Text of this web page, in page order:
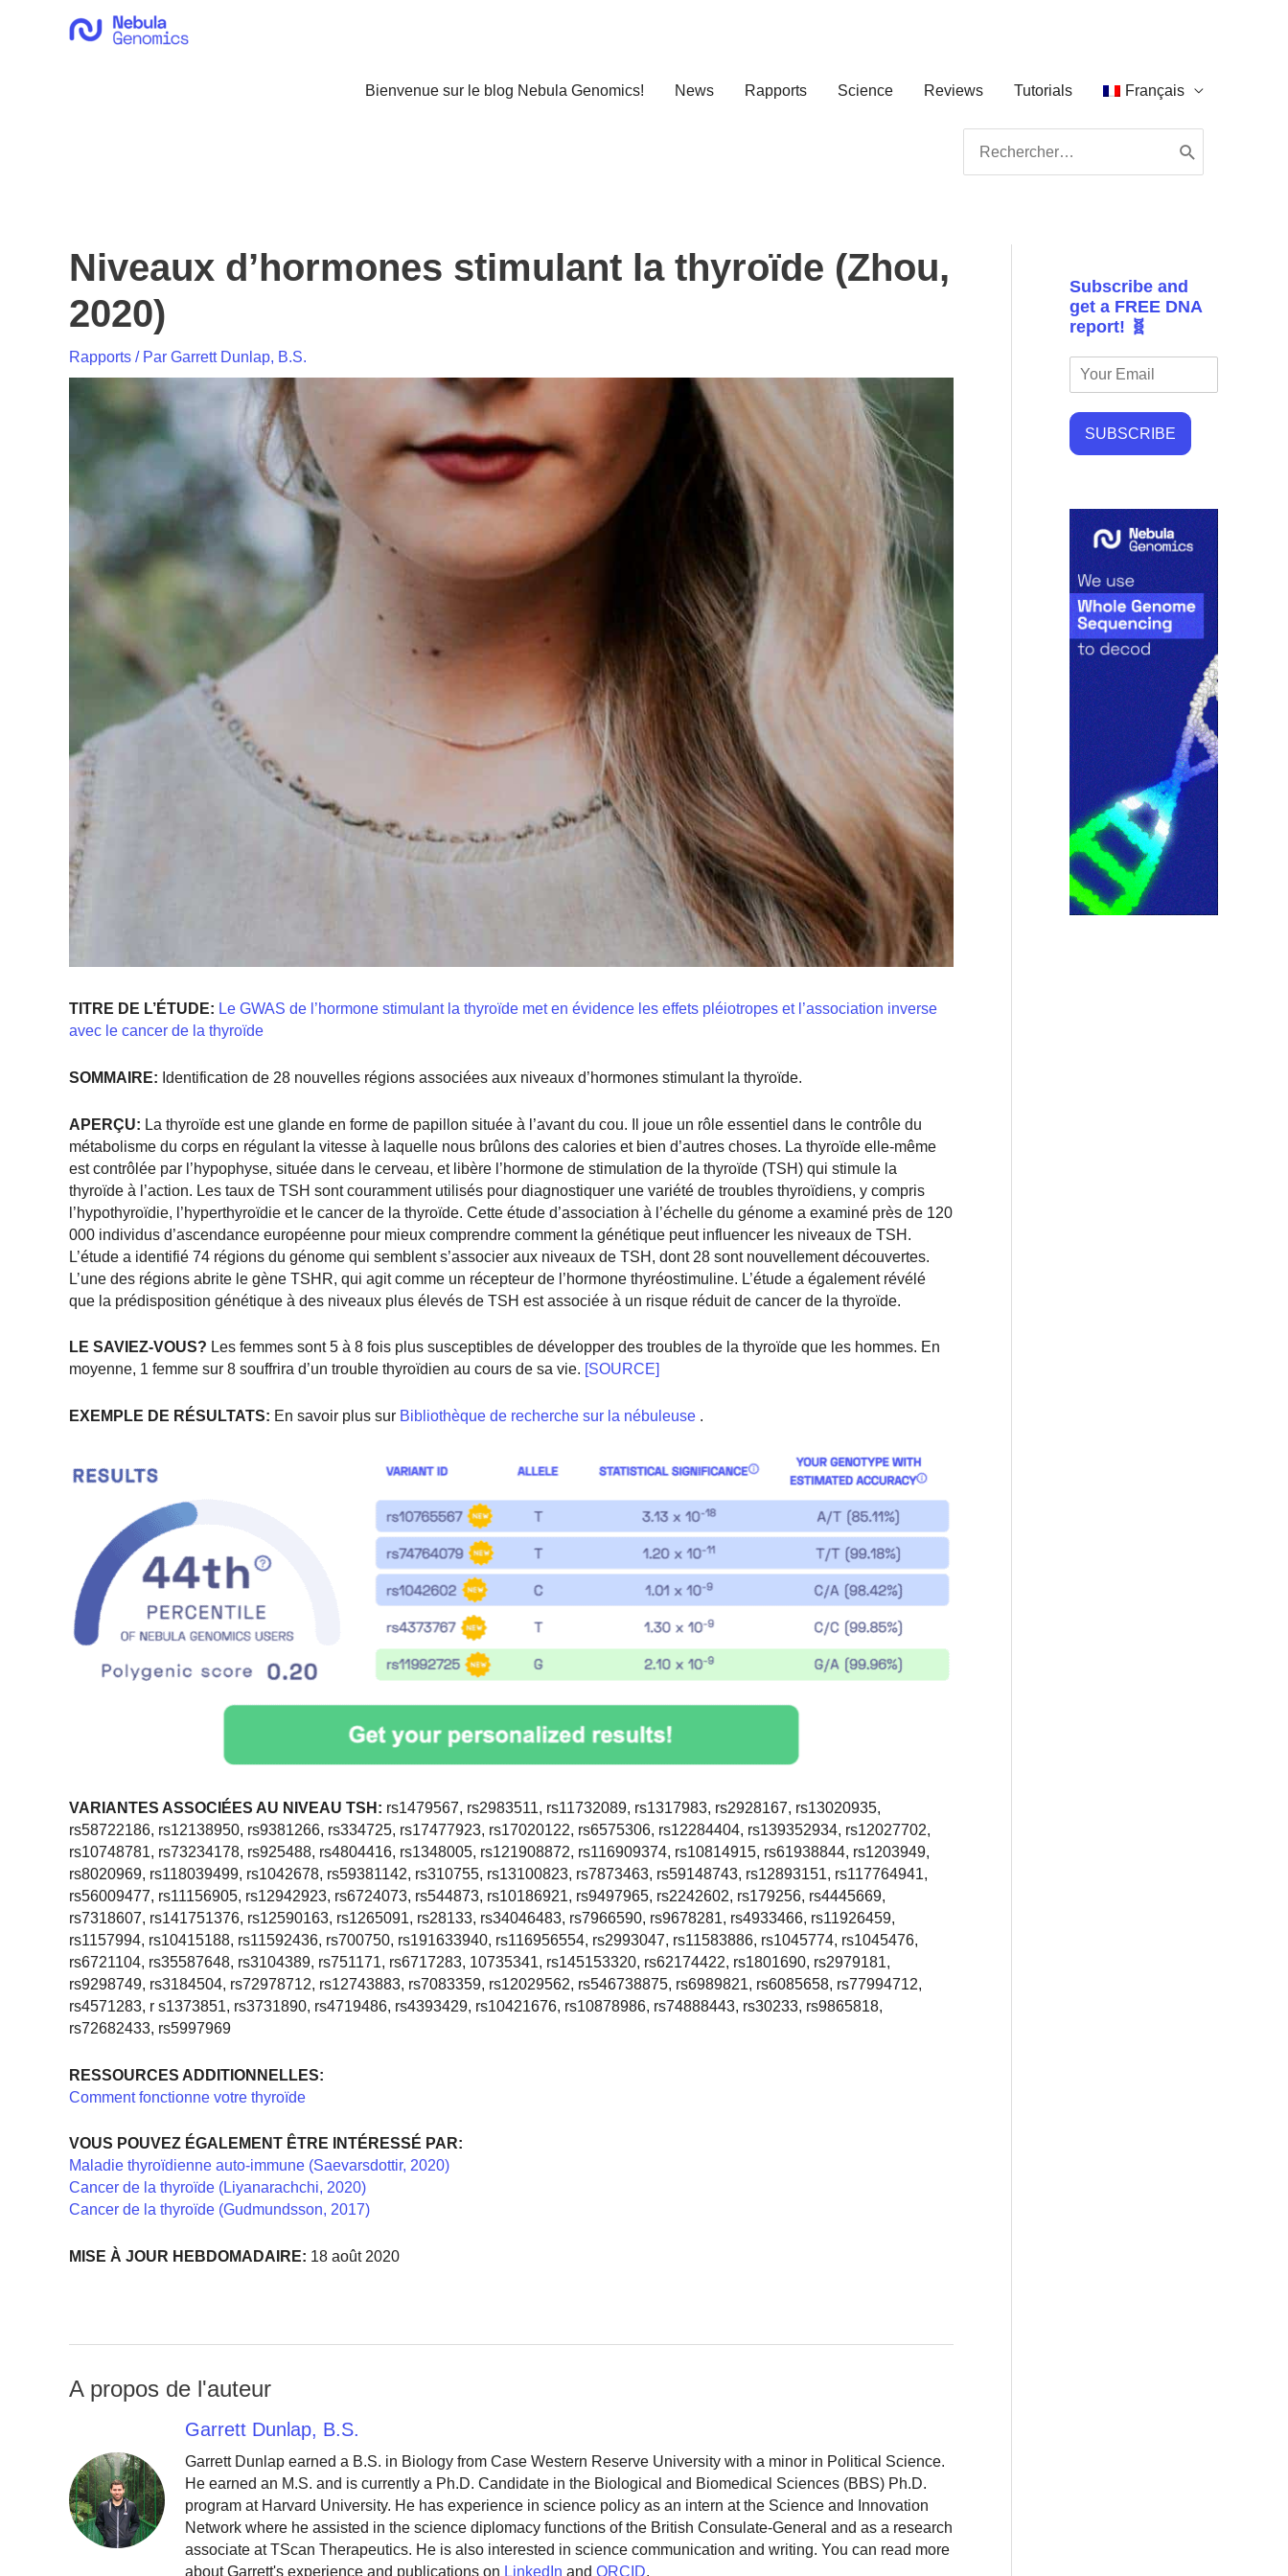
Bienvenue sur le blog Nebula Genomics! News Rapports Science Reviews Tutorials Français
for:
Niveaux d’hormones stimulant la thyroïde (Zhou,
2020)
Rapports / Par Garrett Dunlap, B.S.
TITRE DE L’ÉTUDE: Le GWAS de l’hormone stimulant la thyroïde met en évidence les effets pléiotropes et l’association inverse
avec le cancer de la thyroïde
SOMMAIRE: Identification de 28 nouvelles régions associées aux niveaux d’hormones stimulant la thyroïde.
APERÇU: La thyroïde est une glande en forme de papillon située à l’avant du cou. Il joue un rôle essentiel dans le contrôle du
métabolisme du corps en régulant la vitesse à laquelle nous brûlons des calories et bien d’autres choses. La thyroïde elle-même
est contrôlée par l’hypophyse, située dans le cerveau, et libère l’hormone de stimulation de la thyroïde (TSH) qui stimule la
thyroïde à l’action. Les taux de TSH sont couramment utilisés pour diagnostiquer une variété de troubles thyroïdiens, y compris
l’hypothyroïdie, l’hyperthyroïdie et le cancer de la thyroïde. Cette étude d’association à l’échelle du génome a examiné près de 120
000 individus d’ascendance européenne pour mieux comprendre comment la génétique peut influencer les niveaux de TSH.
L’étude a identifié 74 régions du génome qui semblent s’associer aux niveaux de TSH, dont 28 sont nouvellement découvertes.
L’une des régions abrite le gène TSHR, qui agit comme un récepteur de l’hormone thyréostimuline. L’étude a également révélé
que la prédisposition génétique à des niveaux plus élevés de TSH est associée à un risque réduit de cancer de la thyroïde.
LE SAVIEZ-VOUS? Les femmes sont 5 à 8 fois plus susceptibles de développer des troubles de la thyroïde que les hommes. En
moyenne, 1 femme sur 8 souffrira d’un trouble thyroïdien au cours de sa vie. [SOURCE]
EXEMPLE DE RÉSULTATS: En savoir plus sur Bibliothèque de recherche sur la nébuleuse .
VARIANTES ASSOCIÉES AU NIVEAU TSH: rs1479567, rs2983511, rs11732089, rs1317983, rs2928167, rs13020935,
rs58722186, rs12138950, rs9381266, rs334725, rs17477923, rs17020122, rs6575306, rs12284404, rs139352934, rs12027702,
rs10748781, rs73234178, rs925488, rs4804416, rs1348005, rs121908872, rs116909374, rs10814915, rs61938844, rs1203949,
rs8020969, rs118039499, rs1042678, rs59381142, rs310755, rs13100823, rs7873463, rs59148743, rs12893151, rs117764941,
rs56009477, rs11156905, rs12942923, rs6724073, rs544873, rs10186921, rs9497965, rs2242602, rs179256, rs4445669,
rs7318607, rs141751376, rs12590163, rs1265091, rs28133, rs34046483, rs7966590, rs9678281, rs4933466, rs11926459,
rs1157994, rs10415188, rs11592436, rs700750, rs191633940, rs116956554, rs2993047, rs11583886, rs1045774, rs1045476,
rs6721104, rs35587648, rs3104389, rs751171, rs6717283, 10735341, rs145153320, rs62174422, rs1801690, rs2979181,
rs9298749, rs3184504, rs72978712, rs12743883, rs7083359, rs12029562, rs546738875, rs6989821, rs6085658, rs77994712,
rs4571283, r s1373851, rs3731890, rs4719486, rs4393429, rs10421676, rs10878986, rs74888443, rs30233, rs9865818,
rs72682433, rs5997969
RESSOURCES ADDITIONNELLES:
Comment fonctionne votre thyroïde
VOUS POUVEZ ÉGALEMENT ÊTRE INTÉRESSÉ PAR:
Maladie thyroïdienne auto-immune (Saevarsdottir, 2020)
Cancer de la thyroïde (Liyanarachchi, 2020)
Cancer de la thyroïde (Gudmundsson, 2017)
MISE À JOUR HEBDOMADAIRE: 18 août 2020
A propos de l'auteur
Garrett Dunlap, B.S.
Garrett Dunlap earned a B.S. in Biology from Case Western Reserve University with a minor in Political Science.
He earned an M.S. and is currently a Ph.D. Candidate in the Biological and Biomedical Sciences (BBS) Ph.D.
program at Harvard University. He has experience in science policy as an intern at the Science and Innovation
Network where he assisted in the science diplomacy functions of the British Consulate-General and as a research
associate at TScan Therapeutics. He is also interested in science communication and writing. You can read more
about Garrett's experience and publications on LinkedIn andORCID.
Subscribe and
get a FREE DNA
report! 🧬
SUBSCRIBE